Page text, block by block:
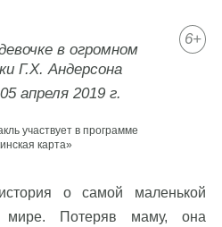
6+
в огромном
Г.Х. Андерсона
апреля 2019 г.
участвует в программе
карта»
о самой маленькой
мире. Потеряв маму, она